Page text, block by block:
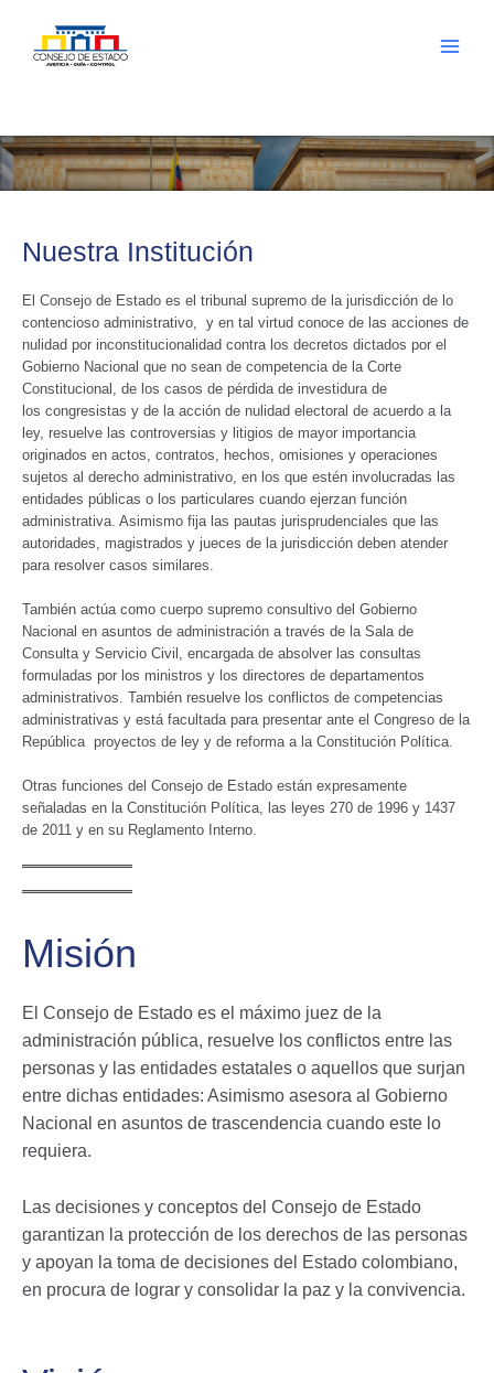
contenido
Nuestra Institución
El Consejo de Estado es el tribunal supremo de la jurisdicción de lo
contencioso administrativo, y en tal virtud conoce de las acciones de
nulidad por inconstitucionalidad contra los decretos dictados por el
Gobierno Nacional que no sean de competencia de la Corte
Constitucional, de los casos de pérdida de investidura de
los congresistas y de la acción de nulidad electoral de acuerdo a la
ley, resuelve las controversias y litigios de mayor importancia
originados en actos, contratos, hechos, omisiones y operaciones
sujetos al derecho administrativo, en los que estén involucradas las
entidades públicas o los particulares cuando ejerzan función
administrativa. Asimismo fija las pautas jurisprudenciales que las
autoridades, magistrados y jueces de la jurisdicción deben atender
para resolver casos similares.
También actúa como cuerpo supremo consultivo del Gobierno
Nacional en asuntos de administración a través de la Sala de
Consulta y Servicio Civil, encargada de absolver las consultas
formuladas por los ministros y los directores de departamentos
administrativos. También resuelve los conflictos de competencias
administrativas y está facultada para presentar ante el Congreso de la
República proyectos de ley y de reforma a la Constitución Política.
Otras funciones del Consejo de Estado están expresamente
señaladas en la Constitución Política, las leyes 270 de 1996 y 1437
de 2011 y en su Reglamento Interno.
Misión
El Consejo de Estado es el máximo juez de la
administración pública, resuelve los conflictos entre las
personas y las entidades estatales o aquellos que surjan
entre dichas entidades: Asimismo asesora al Gobierno
Nacional en asuntos de trascendencia cuando este lo
requiera.
Las decisiones y conceptos del Consejo de Estado
garantizan la protección de los derechos de las personas
y apoyan la toma de decisiones del Estado colombiano,
en procura de lograr y consolidar la paz y la convivencia.